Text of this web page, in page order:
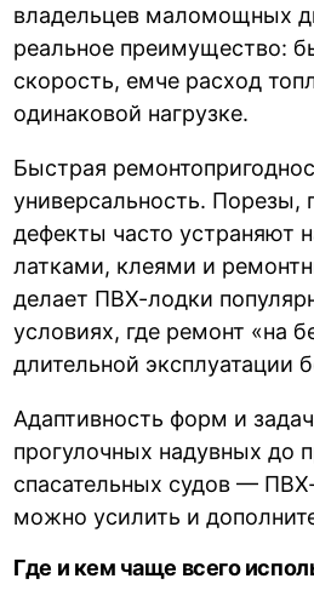
владельцев маломощных
реальное преимущество:
скорость, емче расход
одинаковой нагрузке.
Быстрая
универсальность.
дефекты часто устраняют
латками, клеями и
делает ПВХ-лодки
условиях, где ремонт «на
длительной эксплуатации
Адаптивность форм и
прогулочных надувных до
спасательных судов —
можно усилить и
Где и кем чаще всего